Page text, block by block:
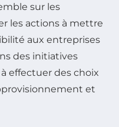
sur les
les actions à mettre
aux entreprises
des initiatives
effectuer des choix
et